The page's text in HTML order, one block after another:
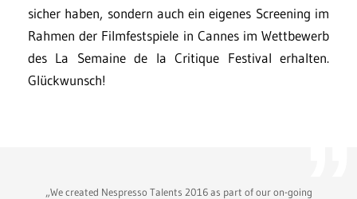
sicher haben, sondern auch ein eigenes Screening im
Rahmen der Filmfestspiele in Cannes im Wettbewerb
des La Semaine de la Critique Festival erhalten.
Glückwunsch!
„We created Nespresso Talents 2016 as part of our on-going